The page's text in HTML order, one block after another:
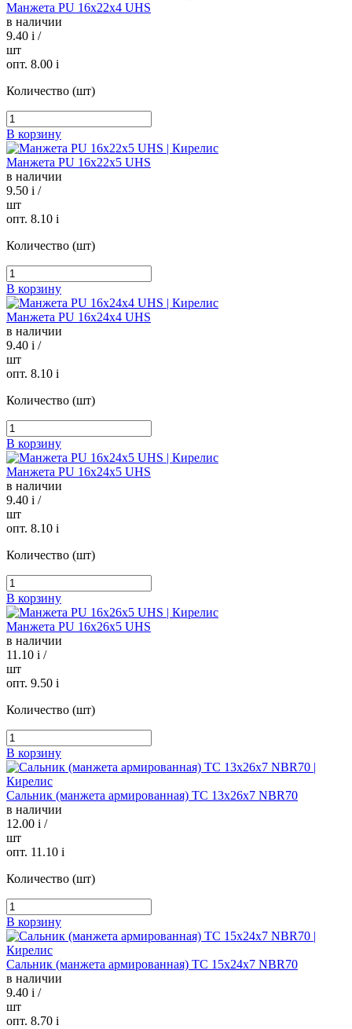
Манжета PU 16х22х4 UHS
в наличии
9.40 i /
шт
опт. 8.00 i
Количество (шт)
В корзину
Манжета PU 16х22х5 UHS
в наличии
9.50 i /
шт
опт. 8.10 i
Количество (шт)
В корзину
Манжета PU 16х24х4 UHS
в наличии
9.40 i /
шт
опт. 8.10 i
Количество (шт)
В корзину
Манжета PU 16х24х5 UHS
в наличии
9.40 i /
шт
опт. 8.10 i
Количество (шт)
В корзину
Манжета PU 16х26х5 UHS
в наличии
11.10 i /
шт
опт. 9.50 i
Количество (шт)
В корзину
Сальник (манжета армированная) TC 13х26х7 NBR70
в наличии
12.00 i /
шт
опт. 11.10 i
Количество (шт)
В корзину
Сальник (манжета армированная) TC 15х24х7 NBR70
в наличии
9.40 i /
шт
опт. 8.70 i